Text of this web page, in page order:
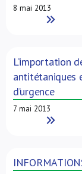
8 mai 2013
Read More
L’importation
antitétaniques
d’urgence
7 mai 2013
Read More